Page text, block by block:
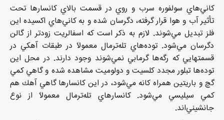
كاني‌هاي سولفوره سرب و روي در قسمت بالاي كانسارها تحت
تأثير آب و هوا قرار گرفته، دگرسان شده و به كاني‌هاي اكسيده اين
فلز تبديل مي‌شوند. لازم به ذكر است كه اسفالريت زودتر از گالن
دگرسان مي‌شود. توده‌هاي تله‌ترمال معمولاً در طبقات آهكي در
قسمتهايي كه رگه‌ها گرمابي نمي‌شوند وجود دارند. در محل اين
توده‌ها تبلور مجدد كلسيت و دولوميت مشاهده شده و گاهي كمي
گچ و باريتين همراه كانه مي‌شود، در اين كانسارها گاهي آهك هم
كمي سيليسي مي‌شود. كانسارهاي تله‌ترمال معمولاً از نوع
جانشيني‌اند.